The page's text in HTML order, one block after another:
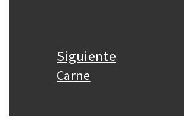
Siguiente
Entrada
Carne